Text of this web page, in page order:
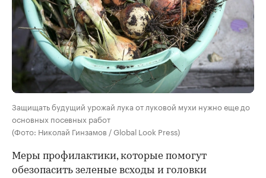
Защищать будущий урожай лука от луковой мухи нужно еще до
основных посевных работ
(Фото: Николай Гинзамов / Global Look Press)
Меры профилактики, которые помогут
обезопасить зеленые всходы и головки